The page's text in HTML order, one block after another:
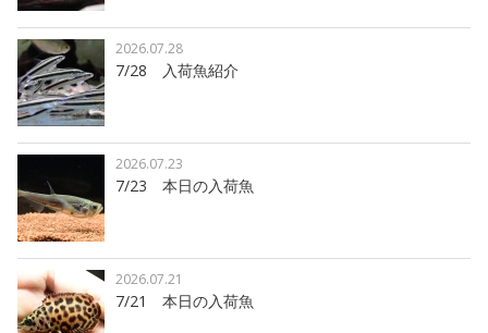
7/28 入荷魚紹介
2026.07.28
7/23 本日の入荷魚
2026.07.23
7/21 本日の入荷魚
2026.07.21